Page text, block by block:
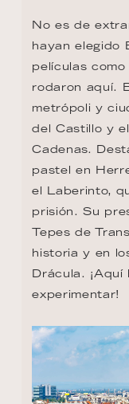
No es de
hayan elegido
películas
rodaron aquí.
metrópoli y
del Castillo y
Cadenas.
pastel en
el Laberinto,
prisión. Su
Tepes de
historia y en
Drácula.
experimentar!